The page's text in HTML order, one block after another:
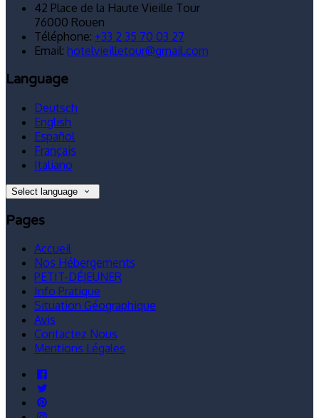
42 Place de la Haute Vieille Tour
76000 Rouen
Téléphone: +33 2 35 70 03 27
Email: hotelvieilletour@gmail.com
Language
Deutsch
English
Español
Français
Italiano
Select language
Pages
Accueil
Nos Hébergements
PETIT-DÉJEUNER
Info Pratique
Situation Géographique
Avis
Contactez Nous
Mentions Légales